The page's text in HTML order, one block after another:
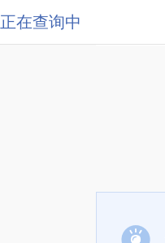
正在查询中